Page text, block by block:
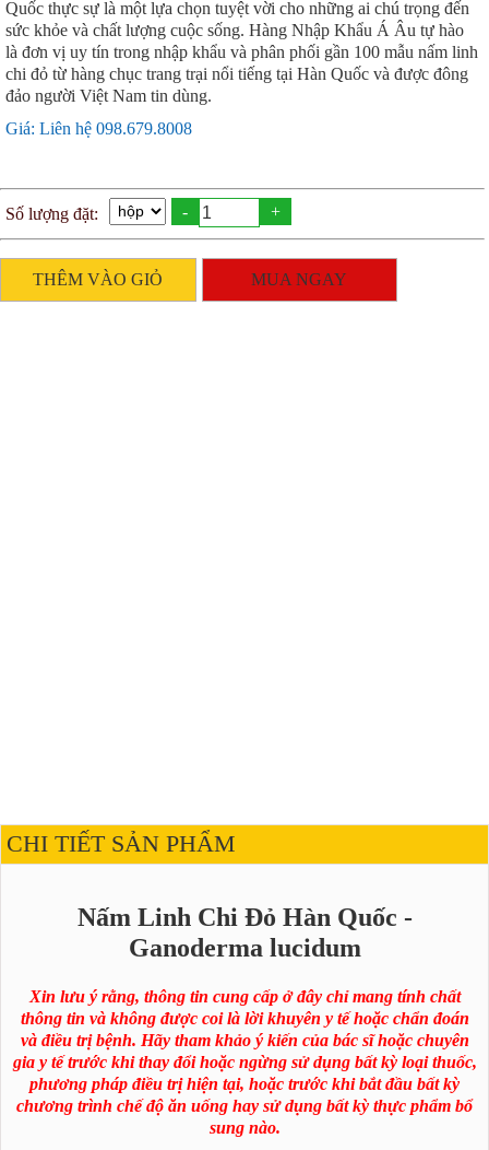
Quốc thực sự là một lựa chọn tuyệt vời cho những ai chú trọng đến
sức khỏe và chất lượng cuộc sống. Hàng Nhập Khẩu Á Âu tự hào
là đơn vị uy tín trong nhập khẩu và phân phối gần 100 mẫu nấm linh
chi đỏ từ hàng chục trang trại nổi tiếng tại Hàn Quốc và được đông
đảo người Việt Nam tin dùng.
Giá: Liên hệ 098.679.8008
Số lượng đặt: - +
THÊM VÀO GIỎ MUA NGAY
CHI TIẾT SẢN PHẨM
Nấm Linh Chi Đỏ Hàn Quốc -
Ganoderma lucidum
Xin lưu ý rằng, thông tin cung cấp ở đây chỉ mang tính chất
thông tin và không được coi là lời khuyên y tế hoặc chẩn đoán
và điều trị bệnh. Hãy tham khảo ý kiến của bác sĩ hoặc chuyên
gia y tế trước khi thay đổi hoặc ngừng sử dụng bất kỳ loại thuốc,
phương pháp điều trị hiện tại, hoặc trước khi bắt đầu bất kỳ
chương trình chế độ ăn uống hay sử dụng bất kỳ thực phẩm bổ
sung nào.